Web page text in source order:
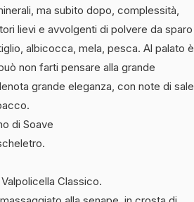
ma subito dopo, complessità,
lievi e avvolgenti di polvere da sparo
albicocca, mela, pesca. Al palato è
non farti pensare alla grande
grande eleganza, con note di sale
di Soave
Classico.